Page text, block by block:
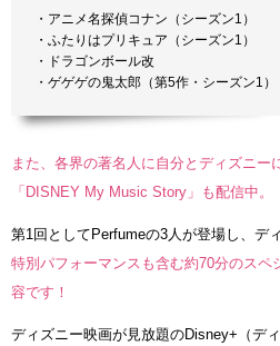
・アニメ名探偵コナン（シーズン1）
・ふたりはプリキュア（シーズン1）
・ドラゴンボール改
・ゲゲゲの鬼太郎（第5作・シーズン1）
また、各界の著名人に自分とディズニー
「DISNEY My Music Story」も配信中。
第1回としてPerfumeの3人が登場し、デ
特別パフォーマンスも含む約70分のスペ
容です！
ディズニー映画が見放題のDisney+（デ